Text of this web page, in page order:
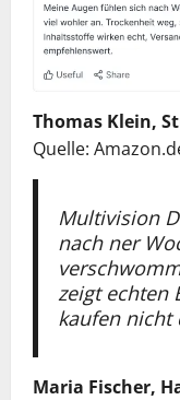
Thomas Klein,
Quelle:
Multivision
nach ner
zeigt echten
kaufen nicht
Maria Fischer,